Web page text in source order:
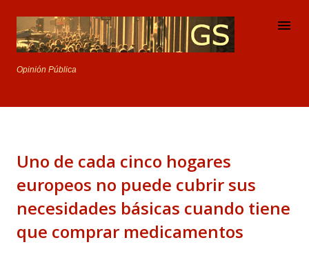
Ir al contenido principal
Opinión Pública
Uno de cada cinco hogares
europeos no puede cubrir sus
necesidades básicas cuando tiene
que comprar medicamentos